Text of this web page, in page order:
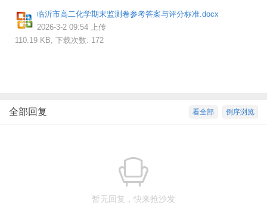
临沂市高二化学期末监测卷参考答案与评分标准.docx
2026-3-2 09:54 上传
110.19 KB, 下载次数: 172
倒序浏览
看全部
全部回复
暂无回复，快来抢沙发